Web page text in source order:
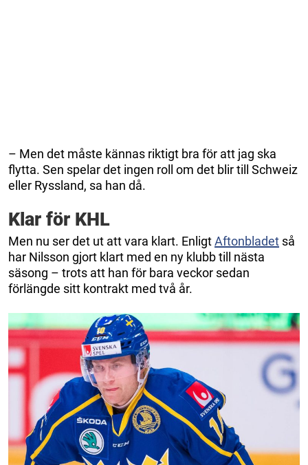
– Men det måste kännas riktigt bra för att jag ska
flytta. Sen spelar det ingen roll om det blir till Schweiz
eller Ryssland, sa han då.
Klar för KHL
Men nu ser det ut att vara klart. EnligtAftonbladet så
har Nilsson gjort klart med en ny klubb till nästa
säsong – trots att han för bara veckor sedan
förlängde sitt kontrakt med två år.